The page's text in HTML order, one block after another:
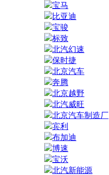
宝马
比亚迪
宝骏
标致
北汽幻速
保时捷
北京汽车
奔腾
北京越野
北汽威旺
北京汽车制造厂
宾利
布加迪
博速
宝沃
北汽新能源